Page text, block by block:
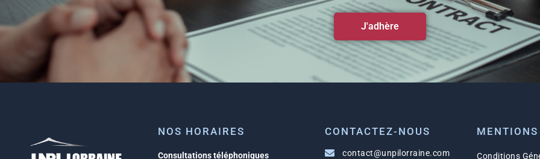
J'adhère
NOS HORAIRES
Consultations téléphoniques
CONTACTEZ-NOUS
contact@unpilorraine.com
MENTIONS
Conditions